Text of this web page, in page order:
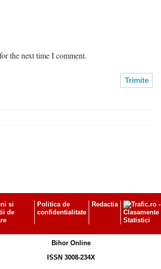
the next time I comment.
si
de
Politica de
confidentialitate
Redactia
Bihor Online
ISSN 3008-234X